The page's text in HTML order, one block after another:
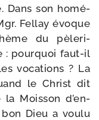
Dans son homé­
Fellay évoque
du pèle­ri­
: pour­quoi faut-​il
voca­tions ? La
le Christ dit
Moisson d’en­
Dieu a vou­lu